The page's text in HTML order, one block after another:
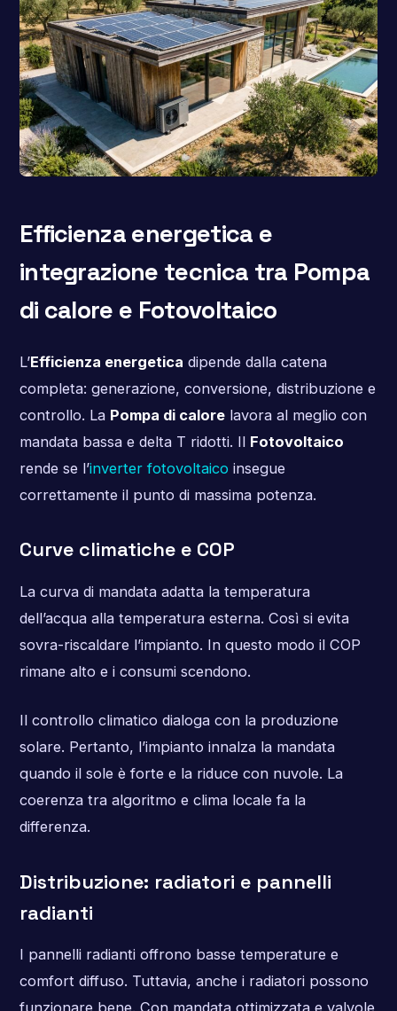
Efficienza energetica e
integrazione tecnica tra Pompa
di calore e Fotovoltaico
L’Efficienza energetica dipende dalla catena
completa: generazione, conversione, distribuzione e
controllo. La Pompa di calorelavora al meglio con
mandata bassa e delta T ridotti. Il Fotovoltaico
rende se l’inverter fotovoltaico insegue
correttamente il punto di massima potenza.
Curve climatiche e COP
La curva di mandata adatta la temperatura
dell’acqua alla temperatura esterna. Così si evita
sovra-riscaldare l’impianto. In questo modo il COP
rimane alto e i consumi scendono.
Il controllo climatico dialoga con la produzione
solare. Pertanto, l’impianto innalza la mandata
quando il sole è forte e la riduce con nuvole. La
coerenza tra algoritmo e clima locale fa la
differenza.
Distribuzione: radiatori e pannelli
radianti
I pannelli radianti offrono basse temperature e
comfort diffuso. Tuttavia, anche i radiatori possono